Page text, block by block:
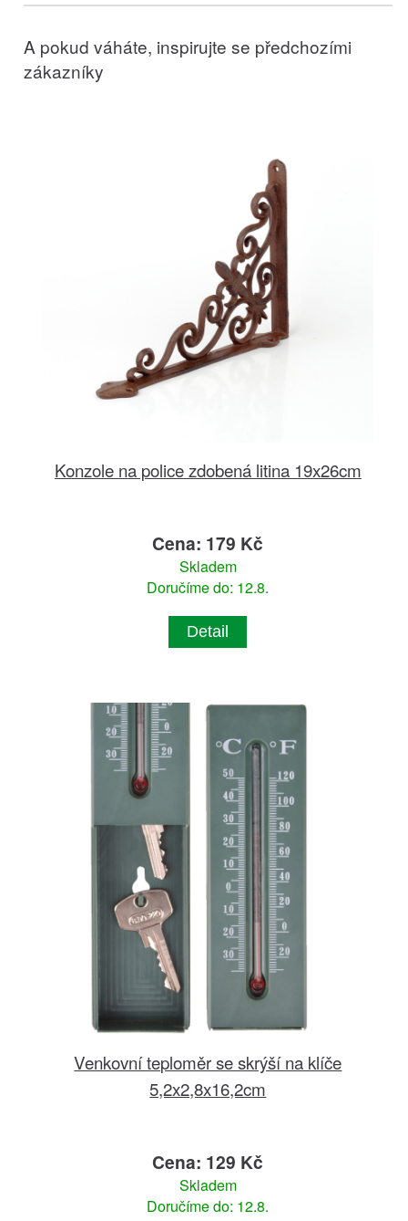
A pokud váháte, inspirujte se předchozími
zákazníky
Konzole na police zdobená litina 19x26cm
Cena: 179 Kč
Skladem
Doručíme do: 12.8.
Detail
Venkovní teploměr se skrýší na klíče
5,2x2,8x16,2cm
Cena: 129 Kč
Skladem
Doručíme do: 12.8.